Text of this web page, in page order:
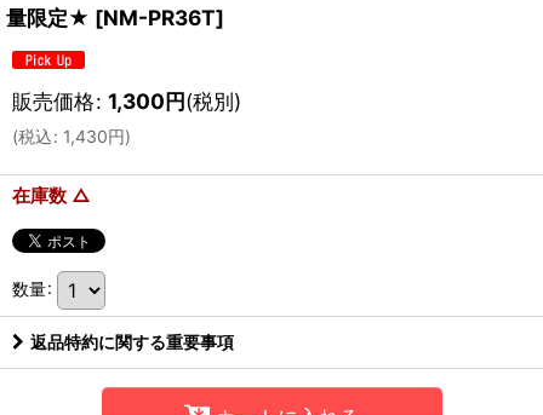
量限定★ [NM-PR36T]
販売価格: 1,300円(税別)
(税込: 1,430円)
在庫数 △
数量:
返品特約に関する重要事項